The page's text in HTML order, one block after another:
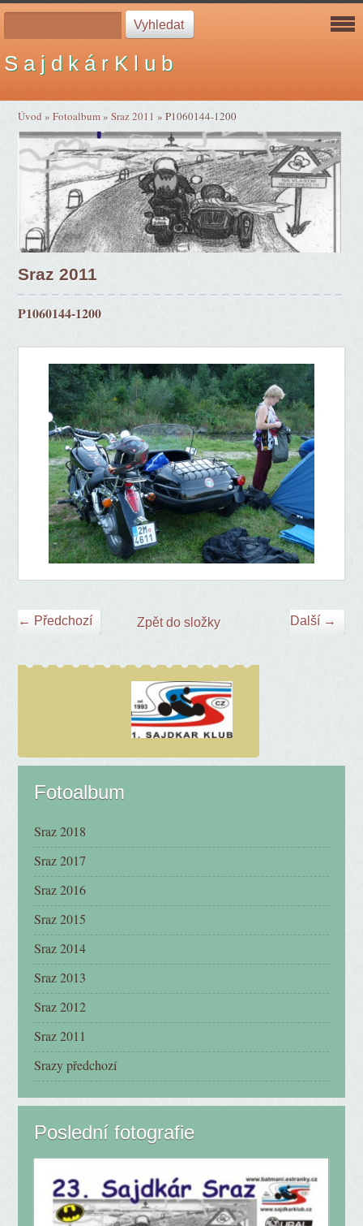
S a j d k á r K l u b
Úvod »Fotoalbum»Sraz 2011 »P1060144-1200
Sraz 2011
P1060144-1200
← Předchozí Další →
Zpět do složky
Fotoalbum
Sraz 2018
Sraz 2017
Sraz 2016
Sraz 2015
Sraz 2014
Sraz 2013
Sraz 2012
Sraz 2011
Srazy předchozí
Poslední fotografie